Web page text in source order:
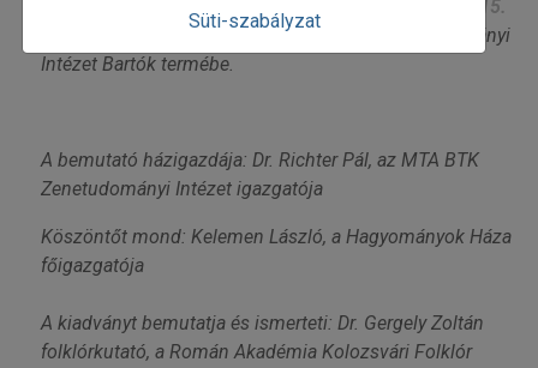
2015.
szeptember 24-én 16 óráraaz MTA BTK Zenetudományi
Intézet Bartók termébe.
A bemutató házigazdája: Dr. Richter Pál, az MTA BTK
Zenetudományi Intézet igazgatója
Köszöntőt mond: Kelemen László, a Hagyományok Háza
főigazgatója
A kiadványt bemutatja és ismerteti: Dr. Gergely Zoltán
folklórkutató, a Román Akadémia Kolozsvári Folklór
Süti-szabályzat